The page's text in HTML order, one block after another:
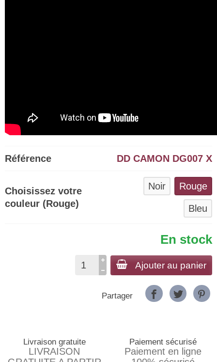
Référence DD CAMON DG007 X
Choisissez votre
couleur (Rouge)
Noir Rouge
Bleu
En stock
Ajouter au panier
Partager
Livraison gratuite
LIVRAISON
Paiement sécurisé
Paiement en ligne